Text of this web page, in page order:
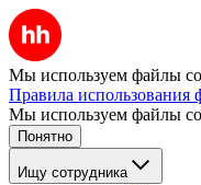
Мы используем файлы
Правила использования
Мы используем файлы
Понятно
Ищу сотрудника